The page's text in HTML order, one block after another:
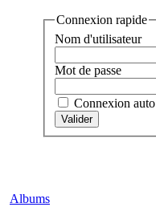
Connexion rapide
Nom d'utilisateur
Mot de passe
Connexion auto
Albums